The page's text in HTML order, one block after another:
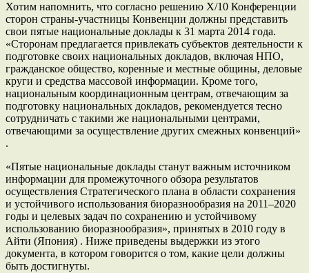
Хотим напомнить, что согласно решению X/10 Конференции
сторон страны-участницы Конвенции должны представить
свои пятые национальные доклады к 31 марта 2014 года.
«Сторонам предлагается привлекать субъектов деятельности к
подготовке своих национальных докладов, включая НПО,
гражданское общество, коренные и местные общины, деловые
круги и средства массовой информации. Кроме того,
национальным координационным центрам, отвечающим за
подготовку национальных докладов, рекомендуется тесно
сотрудничать с такими же национальными центрами,
отвечающими за осуществление других смежных конвенций»
.
«Пятые национальные доклады станут важным источником
информации для промежуточного обзора результатов
осуществления Стратегического плана в области сохранения
и устойчивого использования биоразнообразия на 2011–2020
годы и целевых задач по сохранению и устойчивому
использованию биоразнообразия», принятых в 2010 году в
Айти (Япония) . Ниже приведены выдержки из этого
документа, в котором говорится о том, какие цели должны
быть достигнуты.